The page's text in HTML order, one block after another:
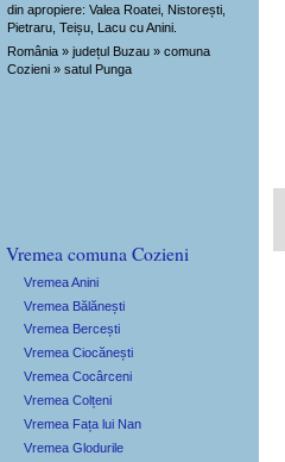
din apropiere: Valea Roatei, Nistorești,
Pietraru, Teișu, Lacu cu Anini.
România » județul Buzau » comuna
Cozieni » satul Punga
Vremea comuna Cozieni
Vremea Anini
Vremea Bălănești
Vremea Bercești
Vremea Ciocănești
Vremea Cocârceni
Vremea Colțeni
Vremea Fața lui Nan
Vremea Glodurile